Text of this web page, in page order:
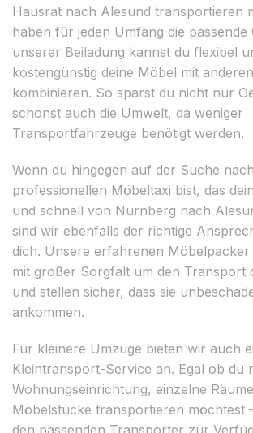
Hausrat nach Alesund transportieren
haben für jeden Umfang die passende
unserer Beiladung kannst du flexibel
kostengünstig deine Möbel mit
kombinieren. So sparst du nicht nur
schonst auch die Umwelt, da weniger
Transportfahrzeuge benötigt werden.
Wenn du hingegen auf der Suche
professionellen Möbeltaxi bist, das
und schnell von Nürnberg nach
sind wir ebenfalls der richtige
dich. Unsere erfahrenen
mit großer Sorgfalt um den Transport
und stellen sicher, dass sie
ankommen.
Für kleinere Umzüge bieten wir auch
Kleintransport-Service an. Egal ob du
Wohnungseinrichtung, einzelne
Möbelstücke transportieren möchtest
den passenden Transporter zur